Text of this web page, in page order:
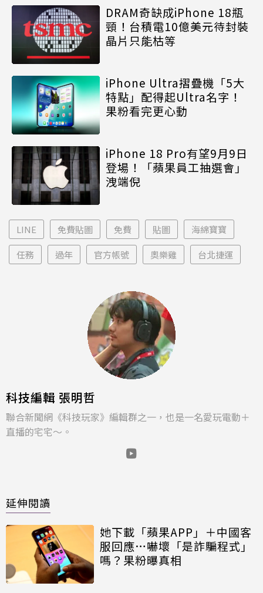
DRAM奇缺成iPhone 18瓶
頸！台積電10億美元待封裝
晶片只能枯等
iPhone Ultra摺疊機「5大
特點」配得起Ultra名字！
果粉看完更心動
iPhone 18 Pro有望9月9日
登場！「蘋果員工抽選會」
洩端倪
LINE 免費貼圖 免費 貼圖 海綿寶寶
任務 過年 官方帳號 奧樂雞 台北捷運
科技編輯 張明哲
聯合新聞網《科技玩家》編輯群之一，也是一名愛玩電動＋
直播的宅宅～。
延伸閱讀
她下載「蘋果APP」＋中國客
服回應…嚇壞「是詐騙程式」
嗎？果粉曝真相